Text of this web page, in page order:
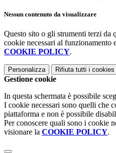
Nessun contenuto da visualizzare
Questo sito o gli strumenti terzi da
cookie necessari al
COOKIE POLICY.
Personalizza Rifiuta tutti i cookies
Gestione cookie
In questa schermata è possibile
I cookie necessari sono quelli che
piattaforma e non è possibile
Per conoscere quali sono i cookie
visionare la COOKIE POLICY.